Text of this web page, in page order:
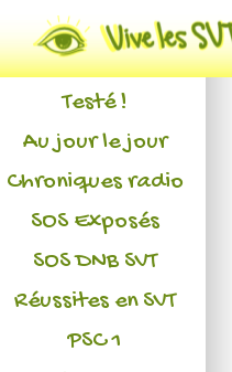
Actualités
L'association
Testé !
Au jour le jour
Chroniques radio
SOS Exposés
SOS DNB SVT
Réussites en SVT
PSC 1